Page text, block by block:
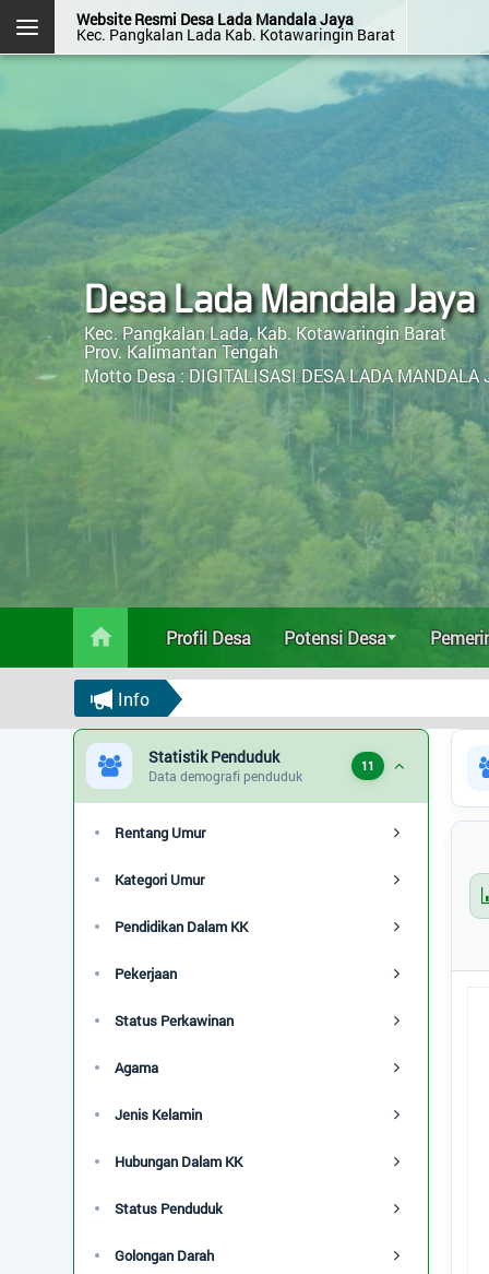
DESA LADA MANDALA JAYA
Kec. Pangkalan Lada
Kab. Kotawaringin Barat
Prov. Kalimantan Tengah
Kehadiran
OpenSID v2607.0.0
Menu Kategori
Profil Desa
Potensi Desa
Pemerintahan
Data Statistik
Vaksinasi
Website Resmi Desa Lada Mandala Jaya
Kec. Pangkalan Lada Kab. Kotawaringin Barat
Desa Lada Mandala Jaya
Kec. Pangkalan Lada, Kab. Kotawaringin Barat
Prov. Kalimantan Tengah
Motto Desa : DIGITALISASI DESA LADA MANDALA
Profil Desa Potensi Desa
Info
Statistik Penduduk
Data demografi penduduk
11
Rentang Umur
Kategori Umur
Pendidikan Dalam KK
Pekerjaan
Status Perkawinan
Agama
Jenis Kelamin
Hubungan Dalam KK
Status Penduduk
Golongan Darah